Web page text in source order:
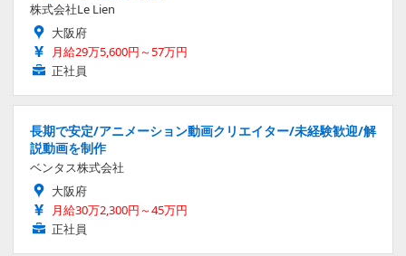
株式会社Le Lien
大阪府
月給29万5,600円～57万円
正社員
長期で安定/アニメーション動画クリエイター/未経験歓迎/解
説動画を制作
ベンタス株式会社
大阪府
月給30万2,300円～45万円
正社員